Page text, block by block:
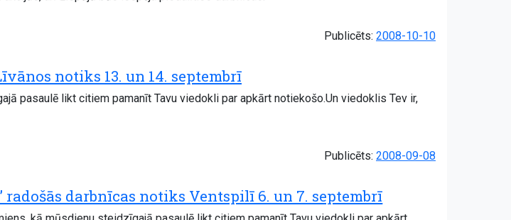
Publicēts: 2008-10-10
notiks 13. un 14. septembrī
pasaulē likt citiem pamanīt Tavu viedokli par apkārt notiekošo.Un viedoklis Tev ir,
Publicēts: 2008-09-08
radošās darbnīcas notiks Ventspilī 6. un 7. septembrī